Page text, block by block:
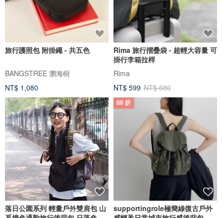
旅行護照包 附掛繩 - 共五色
BANGSTREE 瀏海樹
NT$ 1,080
Rima 旅行摺疊袋 - 超輕大容量 可
掛行李箱拉桿
Rima
NT$ 599 NT$ 680
落日公園系列 輕量戶外雙肩包 山
88 折
supportingrole極簡綠復古戶外